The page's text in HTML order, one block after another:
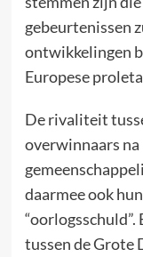
gebeurtenissen
ontwikkelingen
Europese
De rivaliteit
overwinnaars na
daarmee ook
“oorlogsschuld”.
tussen de Grote